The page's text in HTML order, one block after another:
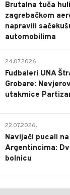
Brutalna tuča
zagrebačkom
napravili
automobilima
24.07.2026.
Fudbaleri UNA
Grobare:
utakmice
22.07.2026.
Navijači pucali
Argentincima:
bolnicu